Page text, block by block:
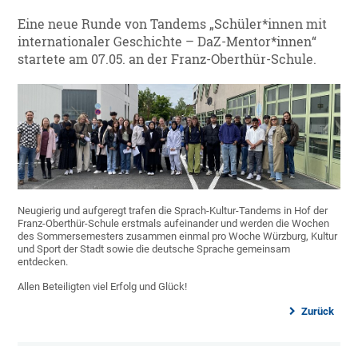
Eine neue Runde von Tandems „Schüler*innen mit
internationaler Geschichte – DaZ-Mentor*innen“
startete am 07.05. an der Franz-Oberthür-Schule.
Neugierig und aufgeregt trafen die Sprach-Kultur-Tandems in Hof der
Franz-Oberthür-Schule erstmals aufeinander und werden die Wochen
des Sommersemesters zusammen einmal pro Woche Würzburg, Kultur
und Sport der Stadt sowie die deutsche Sprache gemeinsam
entdecken.
Allen Beteiligten viel Erfolg und Glück!
Zurück